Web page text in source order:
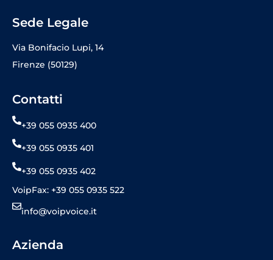
Sede Legale
Via Bonifacio Lupi, 14
Firenze (50129)
Contatti
+39 055 0935 400
+39 055 0935 401
+39 055 0935 402
VoipFax: +39 055 0935 522
info@voipvoice.it
Azienda